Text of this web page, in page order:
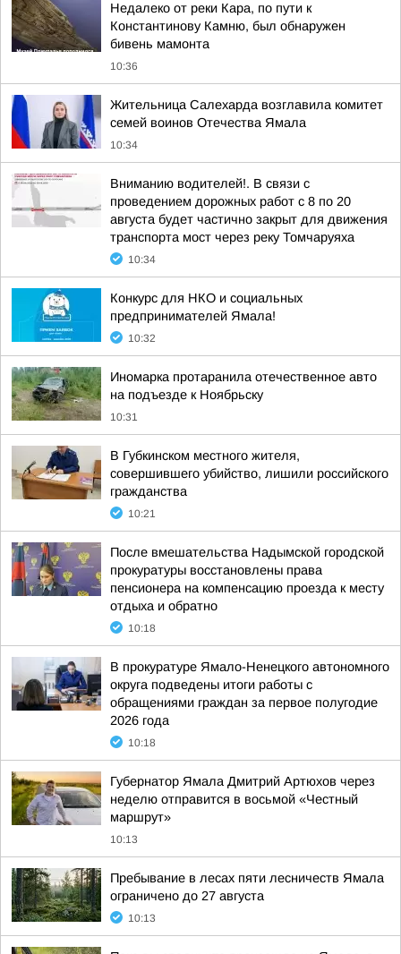
Недалеко от реки Кара, по пути к
Константинову Камню, был обнаружен
бивень мамонта
10:36
Жительница Салехарда возглавила комитет
семей воинов Отечества Ямала
10:34
Вниманию водителей!. В связи с
проведением дорожных работ с 8 по 20
августа будет частично закрыт для движения
транспорта мост через реку Томчаруяха
10:34
Конкурс для НКО и социальных
предпринимателей Ямала!
10:32
Иномарка протаранила отечественное авто
на подъезде к Ноябрьску
10:31
В Губкинском местного жителя,
совершившего убийство, лишили российского
гражданства
10:21
После вмешательства Надымской городской
прокуратуры восстановлены права
пенсионера на компенсацию проезда к месту
отдыха и обратно
10:18
В прокуратуре Ямало-Ненецкого автономного
округа подведены итоги работы с
обращениями граждан за первое полугодие
2026 года
10:18
Губернатор Ямала Дмитрий Артюхов через
неделю отправится в восьмой «Честный
маршрут»
10:13
Пребывание в лесах пяти лесничеств Ямала
ограничено до 27 августа
10:13